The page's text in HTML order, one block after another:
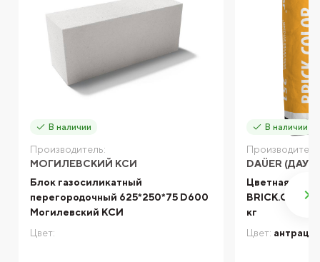
В наличии
Производитель:
МОГИЛЕВСКИЙ КСИ
Блок газосиликатный
перегородочный 625*250*75 D600
Могилевский КСИ
Цвет:
В наличии
DAÜER
Цветная
кг
Цвет: